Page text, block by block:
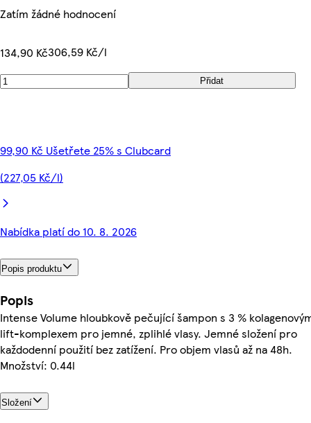
Zatím žádné hodnocení
134,90 Kč306,59 Kč/l
Přidat
99,90 Kč Ušetřete 25% s Clubcard
(227,05 Kč/l)
Nabídka platí do 10. 8. 2026
Popis produktu
Popis
Intense Volume hloubkově pečující šampon s 3 %
lift-komplexem pro jemné, zplihlé vlasy. Jemné složení pro
každodenní použití bez zatížení. Pro objem vlasů až na 48h.
Množství: 0.44l
Složení